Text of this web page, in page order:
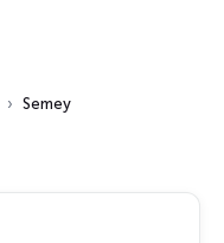
Semey